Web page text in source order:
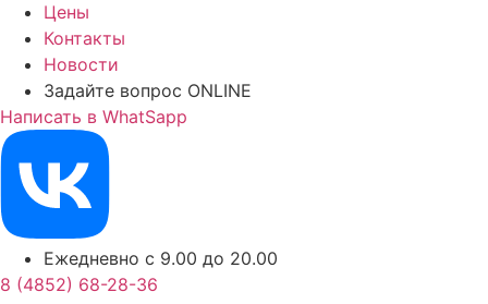
Цены
Контакты
Новости
Задайте вопрос ONLINE
Написать в WhatSapp
Ежедневно с 9.00 до 20.00
8 (4852) 68-28-36